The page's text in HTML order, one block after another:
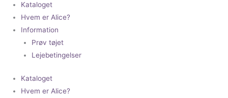
Kataloget
Hvem er Alice?
Information
Prøv tøjet
Lejebetingelser
Kataloget
Hvem er Alice?